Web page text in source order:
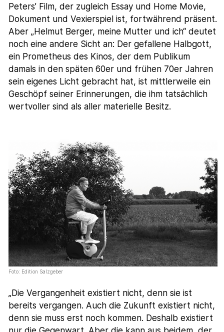
Peters’ Film, der zugleich Essay und Home Movie,
Dokument und Vexierspiel ist, fortwährend präsent.
Aber „Helmut Berger, meine Mutter und ich“ deutet
noch eine andere Sicht an: Der gefallene Halbgott,
ein Prometheus des Kinos, der dem Publikum
damals in den späten 60er und frühen 70er Jahren
sein eigenes Licht gebracht hat, ist mittlerweile ein
Geschöpf seiner Erinnerungen, die ihm tatsächlich
wertvoller sind als aller materielle Besitz.
Foto: Edition Salzgeber
„Die Vergangenheit existiert nicht, denn sie ist
bereits vergangen. Auch die Zukunft existiert nicht,
denn sie muss erst noch kommen. Deshalb existiert